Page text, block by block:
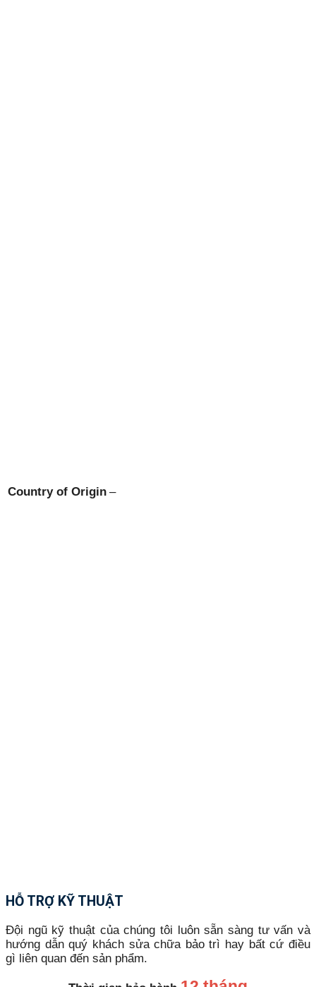
Country of Origin –
HỖ TRỢ KỸ THUẬT
Đội ngũ kỹ thuật của chúng tôi luôn sẵn sàng tư vấn và
hướng dẫn quý khách sửa chữa bảo trì hay bất cứ điều
gì liên quan đến sản phẩm.